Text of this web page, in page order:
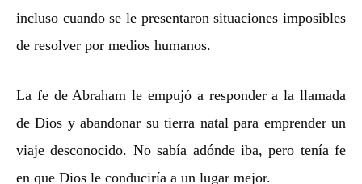
incluso cuando se le presentaron situaciones imposibles
de resolver por medios humanos.
La fe de Abraham le empujó a responder a la llamada
de Dios y abandonar su tierra natal para emprender un
viaje desconocido. No sabía adónde iba, pero tenía fe
en que Dios le conduciría a un lugar mejor.